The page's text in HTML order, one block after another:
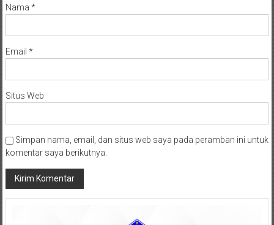
Nama *
Email *
Situs Web
Simpan nama, email, dan situs web saya pada peramban ini untuk
komentar saya berikutnya.